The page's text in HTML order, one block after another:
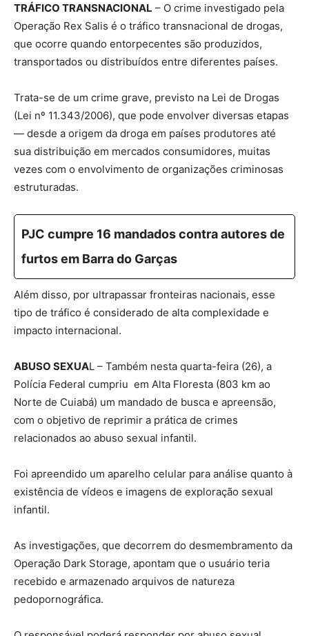
TRÁFICO TRANSNACIONAL – O crime investigado pela
Operação Rex Salis é o tráfico transnacional de drogas,
que ocorre quando entorpecentes são produzidos,
transportados ou distribuídos entre diferentes países.
Trata-se de um crime grave, previsto na Lei de Drogas
(Lei nº 11.343/2006), que pode envolver diversas etapas
— desde a origem da droga em países produtores até
sua distribuição em mercados consumidores, muitas
vezes com o envolvimento de organizações criminosas
estruturadas.
PJC cumpre 16 mandados contra autores de
furtos em Barra do Garças
Além disso, por ultrapassar fronteiras nacionais, esse
tipo de tráfico é considerado de alta complexidade e
impacto internacional.
ABUSO SEXUAL – Também nesta quarta-feira (26), a
Polícia Federal cumpriu em Alta Floresta (803 km ao
Norte de Cuiabá) um mandado de busca e apreensão,
com o objetivo de reprimir a prática de crimes
relacionados ao abuso sexual infantil.
Foi apreendido um aparelho celular para análise quanto à
existência de vídeos e imagens de exploração sexual
infantil.
As investigações, que decorrem do desmembramento da
Operação Dark Storage, apontam que o usuário teria
recebido e armazenado arquivos de natureza
pedopornográfica.